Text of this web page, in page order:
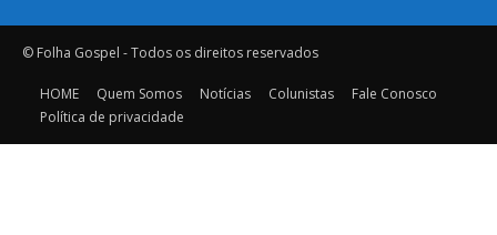
© Folha Gospel - Todos os direitos reservados
HOME Quem Somos Notícias Colunistas
Fale Conosco
Política de privacidade